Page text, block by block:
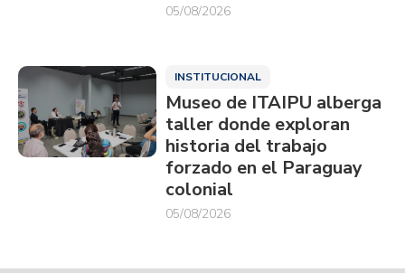
05/08/2026
INSTITUCIONAL
Museo de ITAIPU alberga
taller donde exploran
historia del trabajo
forzado en el Paraguay
colonial
05/08/2026